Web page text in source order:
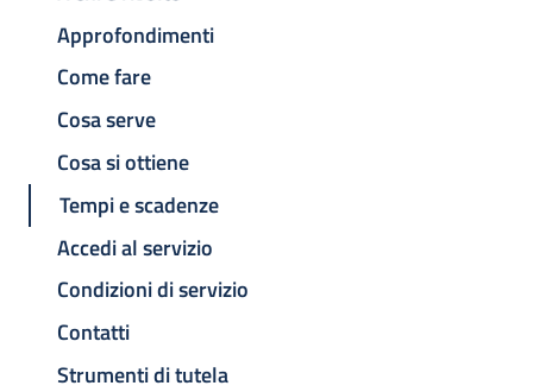
Approfondimenti
Come fare
Cosa serve
Cosa si ottiene
Tempi e scadenze
Accedi al servizio
Condizioni di servizio
Contatti
Strumenti di tutela